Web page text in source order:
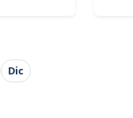
Dic